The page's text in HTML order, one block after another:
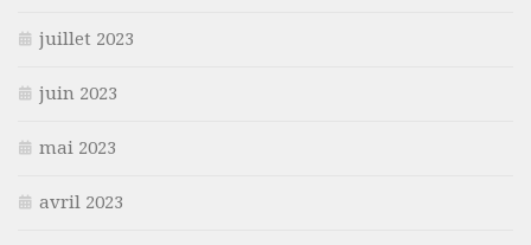
juillet 2023
juin 2023
mai 2023
avril 2023